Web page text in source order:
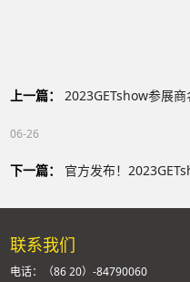
上一篇： 2023GETshow参展商
06-26
下一篇： 官方发布！
联系我们
电话：（86 20）-84790060